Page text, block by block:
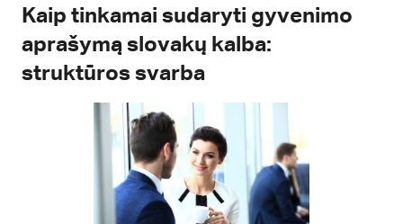
Kaip tinkamai sudaryti gyvenimo
aprašymą slovakų kalba:
struktūros svarba